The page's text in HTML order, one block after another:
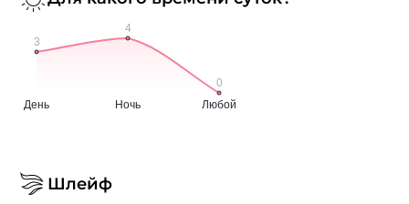
Шлейф